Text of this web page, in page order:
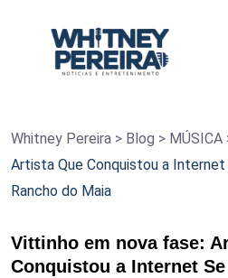
Whitney Pereira > Blog > MÚSICA
Artista Que Conquistou a
Rancho do Maia
Vittinho em nova fase:
Conquistou a Internet